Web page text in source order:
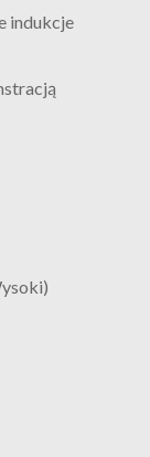
indukcje